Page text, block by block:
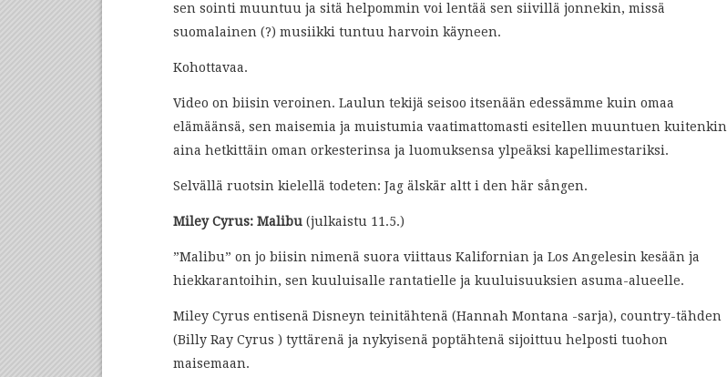
sen sointi muuntuu ja sitä helpommin voi lentää sen siivillä jonnekin, missä
suomalainen (?) musiikki tuntuu harvoin käyneen.
Kohottavaa.
Video on biisin veroinen. Laulun tekijä seisoo itsenään edessämme kuin omaa
elämäänsä, sen maisemia ja muistumia vaatimattomasti esitellen muuntuen kuitenkin
aina hetkittäin oman orkesterinsa ja luomuksensa ylpeäksi kapellimestariksi.
Selvällä ruotsin kielellä todeten: Jag älskär altt i den här sången.
Miley Cyrus: Malibu (julkaistu 11.5.)
”Malibu” on jo biisin nimenä suora viittaus Kalifornian ja Los Angelesin kesään ja
hiekkarantoihin, sen kuuluisalle rantatielle ja kuuluisuuksien asuma-alueelle.
Miley Cyrus entisenä Disneyn teinitähtenä (Hannah Montana -sarja), country-tähden
(Billy Ray Cyrus ) tyttärenä ja nykyisenä poptähtenä sijoittuu helposti tuohon
maisemaan.